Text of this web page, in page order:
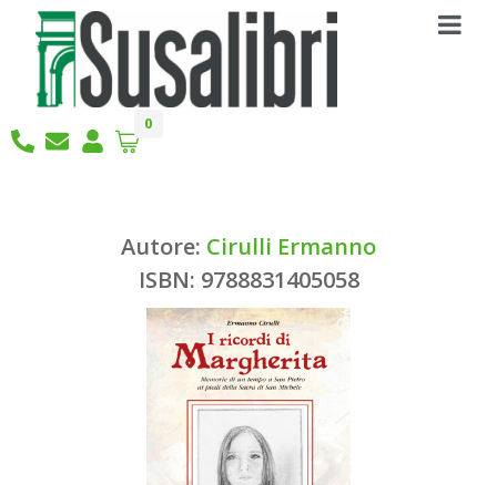
0
Autore: Cirulli Ermanno
ISBN: 9788831405058